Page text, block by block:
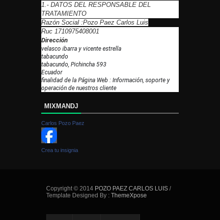
1.- DATOS DEL RESPONSABLE DEL
TRATAMIENTO
Razón Social :Pozo Paez Carlos Luis
Ruc 1710975408001
Dirección
velasco ibarra y vicente estrella
tabacundo
tabacundo, Pichincha 593
Ecuador
finalidad de la Página Web : Información, soporte y
operación de nuestros cliente
MIXMANDJ
Carlos Pozo Paez
Crea tu insignia
Copyright © 2014 POZO PAEZ CARLOS LUIS /
Template Designed By : ThemeXpose